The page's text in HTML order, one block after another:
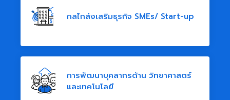
กลไกส่งเสริมธุรกิจ SMEs/ Start-up
การพัฒนาบุคลากรด้าน วิทยาศาสตร์
และเทคโนโลยี